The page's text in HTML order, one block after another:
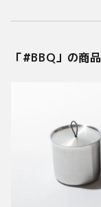
「#BBQ」の商品